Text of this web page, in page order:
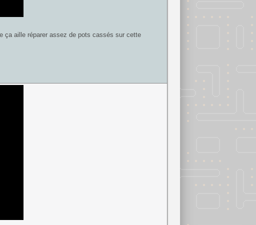
ça aille réparer assez de pots cassés sur cette